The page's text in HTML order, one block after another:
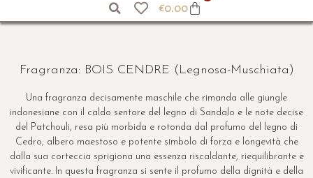
€0.00
Fragranza: BOIS CENDRE (Legnosa-Muschiata)
Una fragranza decisamente maschile che rimanda alle giungle
indonesiane con il caldo sentore del legno di Sandalo e le note decise
del Patchouli, resa più morbida e rotonda dal profumo del legno di
Cedro, albero maestoso e potente simbolo di forza e longevità che
dalla sua corteccia sprigiona una essenza riscaldante, riequilibrante e
vivificante. In questa fragranza si sente il profumo della dignità e della